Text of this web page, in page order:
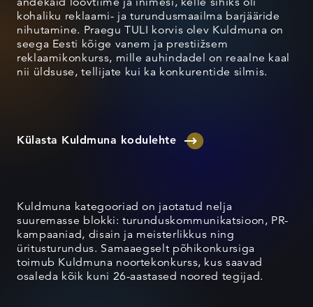
kohaliku reklaami- ja turundusmaailma barjääride
nihutamine. Praegu TULI korvis olev Kuldmuna on
seega Eesti kõige vanem ja prestiižsem
reklaamikonkurss, mille auhindadel on reaalne kaal
nii üldsuse, tellijate kui ka konkurentide silmis.
Külasta Kuldmuna kodulehte
Kuldmuna kategooriad on jaotatud nelja
suuremasse blokki: turunduskommunikatsioon, PR-
kampaaniad, disain ja meisterlikkus ning
üritusturundus. Samaaegselt põhikonkursiga
toimub Kuldmuna noortekonkurss, kus saavad
osaleda kõik kuni 26-aastased noored tegijad.